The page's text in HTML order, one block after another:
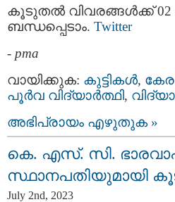
കൂടുതൽ വിവരങ്ങൾക്ക് 02 -
ബന്ധപ്പെടാം. Twitter
- pma
വായിക്കുക: കുട്ടികള്‍,
പൂര്‍വ വിദ്യാര്‍ത്ഥി,
അഭിപ്രായം എഴുതുക »
കെ. എസ്. സി.
സ്ഥാനപതിയുമായി
July 2nd, 2023